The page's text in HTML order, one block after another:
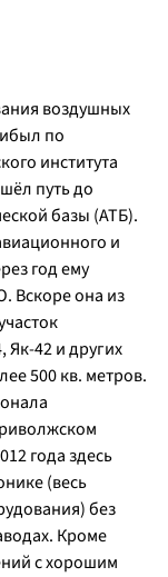
воздушных
по
института
путь до
базы (АТБ).
и
год ему
Вскоре она из
42 и других
500 кв. метров.
года здесь
(весь
без
Кроме
с хорошим